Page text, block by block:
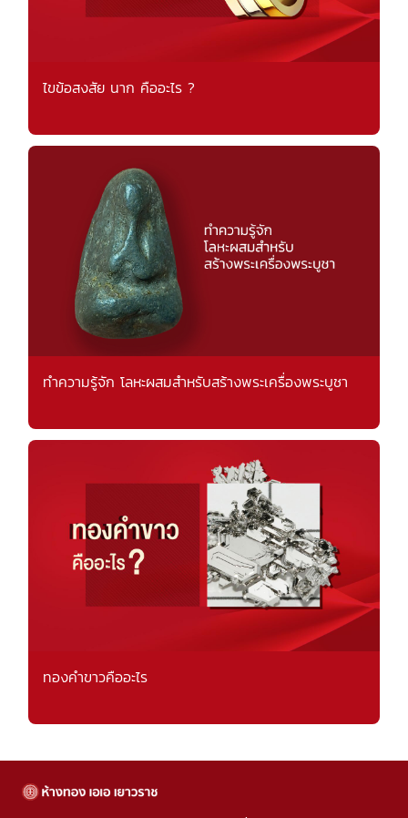
ไขข้อสงสัย นาก คืออะไร ?
ทำความรู้จัก โลหะผสมสำหรับสร้างพระเครื่องพระบูชา
ทองคำขาวคืออะไร